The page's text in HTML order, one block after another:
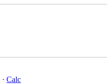
· Calc